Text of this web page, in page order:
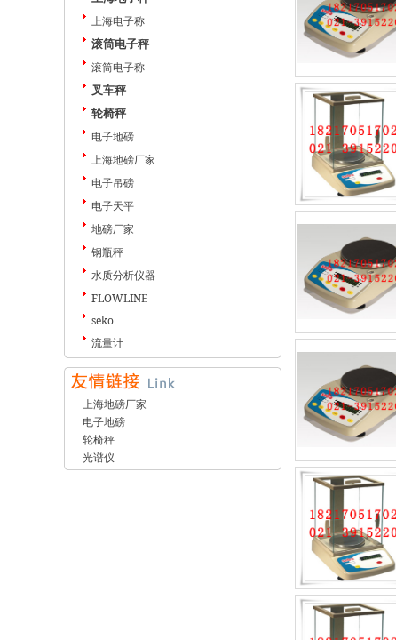
上海电子称
滚筒电子秤
滚筒电子称
叉车秤
轮椅秤
电子地磅
上海地磅厂家
电子吊磅
电子天平
地磅厂家
钢瓶秤
水质分析仪器
FLOWLINE
seko
流量计
上海地磅厂家
电子地磅
轮椅秤
光谱仪